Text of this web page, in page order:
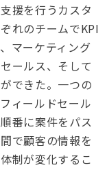
援を行うカスタ
れのチームでKPI
マーケティング
ールス、そして
できた。一つの
ィールドセール
番に案件をパス
で顧客の情報を
制が変化するこ